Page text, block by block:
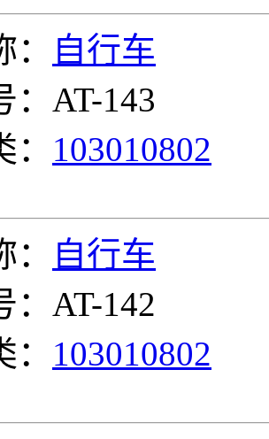
自行车
：AT-143
103010802
自行车
：AT-142
103010802